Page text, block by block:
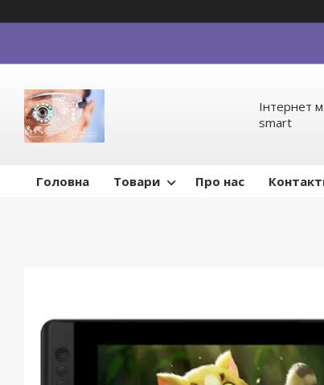
Інтернет
smart
Головна Товари Про нас